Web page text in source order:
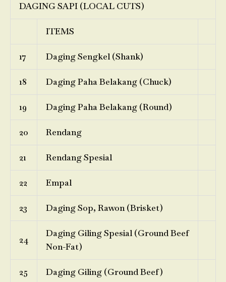
DAGING SAPI (LOCAL CUTS)
ITEMS
17 Daging Sengkel (Shank)
18 Daging Paha Belakang (Chuck)
19 Daging Paha Belakang (Round)
20 Rendang
21 Rendang Spesial
22 Empal
23 Daging Sop, Rawon (Brisket)
24
Daging Giling Spesial (Ground Beef
Non-Fat)
25 Daging Giling (Ground Beef)